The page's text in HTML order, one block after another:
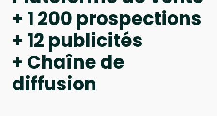
+ 1 200 prospections
+ 12 publicités
+ Chaîne de
diffusion